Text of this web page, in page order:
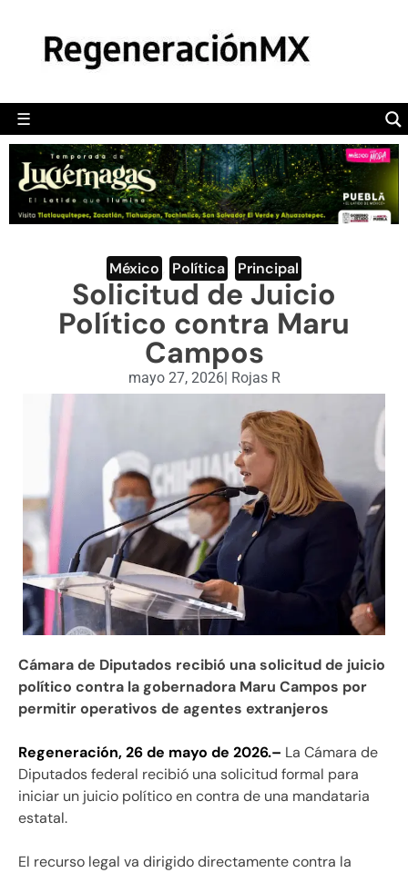
☰
POLÍTICA
CAMALEÓN
OPINIÓN
DEPORTES
ENGLISH SECTION
VIDEOS
México Política Principal
Solicitud de Juicio
Político contra Maru
Campos
mayo 27, 2026| Rojas R
Cámara de Diputados recibió una solicitud de juicio
político contra la gobernadora Maru Campos por
permitir operativos de agentes extranjeros
Regeneración, 26 de mayo de 2026.– La Cámara de
Diputados federal recibió una solicitud formal para
iniciar un juicio político en contra de una mandataria
estatal.
El recurso legal va dirigido directamente contra la